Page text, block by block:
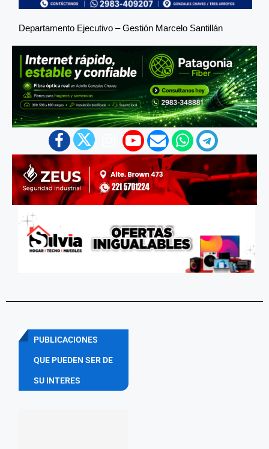
Departamento Ejecutivo – Gestión Marcelo Santillán
PUBLICACIONES
QUE PUEDEN SER DE
SU INTERES